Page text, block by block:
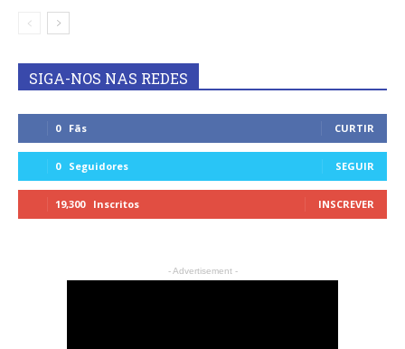
SIGA-NOS NAS REDES
0 Fãs CURTIR
0 Seguidores SEGUIR
19,300 Inscritos INSCREVER
- Advertisement -